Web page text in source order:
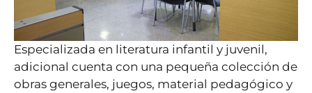
Especializada en literatura infantil y juvenil,
adicional cuenta con una pequeña colección de
obras generales, juegos, material pedagógico y